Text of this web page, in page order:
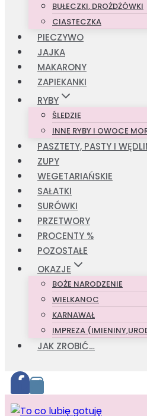
BUŁECZKI, DROŻDŻÓWKI
CIASTECZKA
PIECZYWO
JAJKA
MAKARONY
ZAPIEKANKI
RYBY
ŚLEDZIE
INNE RYBY I OWOCE
PASZTETY, PASTY I
ZUPY
WEGETARIAŃSKIE
SAŁATKI
SURÓWKI
PRZETWORY
PROCENTY %
POZOSTAŁE
OKAZJE
BOŻE NARODZENIE
WIELKANOC
KARNAWAŁ
IMPREZA
JAK ZROBIĆ…